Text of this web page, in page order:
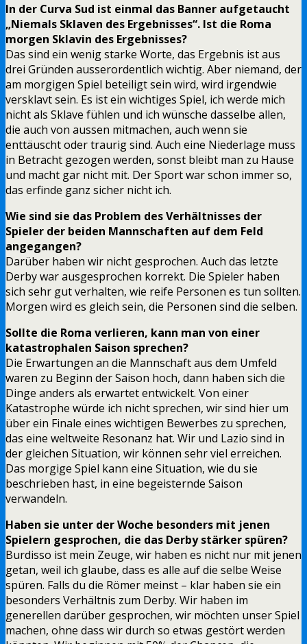
In der Curva Sud ist einmal das Banner aufgetaucht
„Niemals Sklaven des Ergebnisses“. Ist die Roma
morgen Sklavin des Ergebnisses?
Das sind ein wenig starke Worte, das Ergebnis ist aus
drei Gründen ausserordentlich wichtig. Aber niemand, der
am morgigen Spiel beteiligt sein wird, wird irgendwie
versklavt sein. Es ist ein wichtiges Spiel, ich werde mich
nicht als Sklave fühlen und ich wünsche dasselbe allen,
die auch von aussen mitmachen, auch wenn sie
enttäuscht oder traurig sind. Auch eine Niederlage muss
in Betracht gezogen werden, sonst bleibt man zu Hause
und macht gar nicht mit. Der Sport war schon immer so,
das erfinde ganz sicher nicht ich.
Wie sind sie das Problem des Verhältnisses der
Spieler der beiden Mannschaften auf dem Feld
angegangen?
Darüber haben wir nicht gesprochen. Auch das letzte
Derby war ausgesprochen korrekt. Die Spieler haben
sich sehr gut verhalten, wie reife Personen es tun sollten.
Morgen wird es gleich sein, die Personen sind die selben.
Sollte die Roma verlieren, kann man von einer
katastrophalen Saison sprechen?
Die Erwartungen an die Mannschaft aus dem Umfeld
waren zu Beginn der Saison hoch, dann haben sich die
Dinge anders als erwartet entwickelt. Von einer
Katastrophe würde ich nicht sprechen, wir sind hier um
über ein Finale eines wichtigen Bewerbes zu sprechen,
das eine weltweite Resonanz hat. Wir und Lazio sind in
der gleichen Situation, wir können sehr viel erreichen.
Das morgige Spiel kann eine Situation, wie du sie
beschrieben hast, in eine begeisternde Saison
verwandeln.
Haben sie unter der Woche besonders mit jenen
Spielern gesprochen, die das Derby stärker spüren?
Burdisso ist mein Zeuge, wir haben es nicht nur mit jenen
getan, weil ich glaube, dass es alle auf die selbe Weise
spüren. Falls du die Römer meinst – klar haben sie ein
besonders Verhältnis zum Derby. Wir haben im
generellen darüber gesprochen, wir möchten unser Spiel
machen, ohne dass wir durch so etwas gestört werden